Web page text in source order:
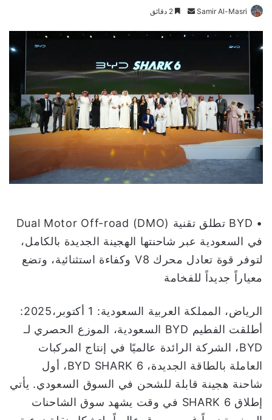
Samir Al-Masri
ب
ر
ي
د
ا
إ
ل
ت
ن
ي
• BYD تطلق تقنية Dual Motor Off-road (DMO)
في السعودية عبر شاحنتها الهجينة الجديدة بالكامل،
لتوفر قوة تعادل محرك V8 وكفاءة استثنائية، وتضع
معياراً جديداً للفخامة
الرياض، المملكة العربية السعودية: 1 أكتوبر،2025:
أطلقت الفطيم BYD السعودية، الموزع الحصري لـ
BYD، الشركة الرائدة عالميًا في إنتاج المركبات
العاملة بالطاقة الجديدة، BYD SHARK 6، أول
شاحنة هجينة قابلة للشحن في السوق السعودي. يأتي
إطلاق SHARK 6 في وقت يشهد سوق الشاحنات